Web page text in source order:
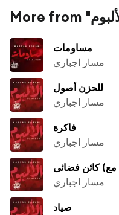
مساومات
مسار اجباري
للحزن أصول
مسار اجباري
فاكرة
مسار اجباري
مسار اجباري
صياد